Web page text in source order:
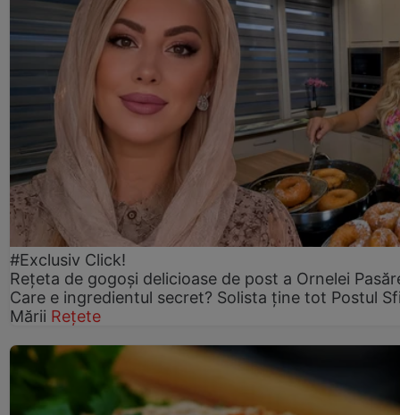
#Exclusiv Click!
Rețeta de gogoşi delicioase de post a Ornelei
Care e ingredientul secret? Solista ține tot Postul
Mării Rețete